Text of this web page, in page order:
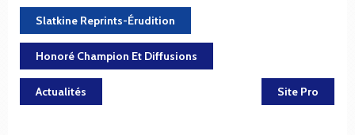
Slatkine Reprints-Érudition
Honoré Champion Et Diffusions
Actualités Site Pro